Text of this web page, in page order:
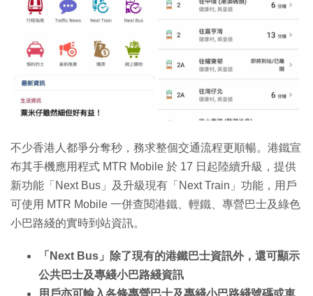
不少香港人都爭分奪秒，務求整個交通流程更順暢。港鐵宣
布其手機應用程式 MTR Mobile 於 17 日起陸續升級，提供
新功能「Next Bus」及升級現有「Next Train」功能，用戶
可使用 MTR Mobile 一併查閱港鐵、輕鐵、專營巴士及綠色
小巴路綫的實時到站資訊。
「Next Bus」除了現有的港鐵巴士資訊外，還可顯示
公共巴士及專綫小巴路綫資訊
用戶亦可輸入各條專營巴士及專綫小巴路綫號碼或車